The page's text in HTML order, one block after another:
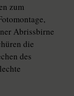
zum
Abrissbirne
die
des